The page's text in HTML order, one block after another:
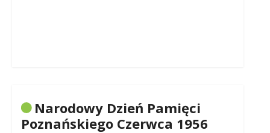
Narodowy Dzień Pamięci
Poznańskiego Czerwca 1956